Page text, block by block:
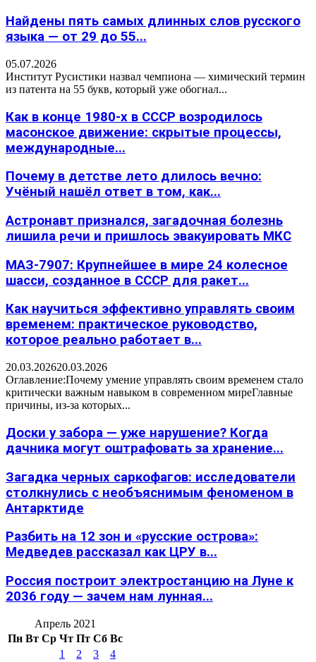
Найдены пять самых длинных слов русского
языка — от 29 до 55...
05.07.2026
Институт Русистики назвал чемпиона — химический термин
из патента на 55 букв, который уже обогнал...
Как в конце 1980-х в СССР возродилось
масонское движение: скрытые процессы,
международные...
Почему в детстве лето длилось вечно:
Учёный нашёл ответ в том, как...
Астронавт признался, загадочная болезнь
лишила речи и пришлось эвакуировать МКС
МАЗ-7907: Крупнейшее в мире 24 колесное
шасси, созданное в СССР для ракет...
Как научиться эффективно управлять своим
временем: практическое руководство,
которое реально работает в...
20.03.202620.03.2026
Оглавление:Почему умение управлять своим временем стало
критически важным навыком в современном миреГлавные
причины, из-за которых...
Доски у забора — уже нарушение? Когда
дачника могут оштрафовать за хранение...
Загадка черных саркофагов: исследователи
столкнулись с необъяснимым феноменом в
Антарктиде
Разбить на 12 зон и «русские острова»:
Медведев рассказал как ЦРУ в...
Россия построит электростанцию на Луне к
2036 году — зачем нам лунная...
Апрель 2021
Пн Вт Ср Чт Пт Сб Вс
1
2 3
4